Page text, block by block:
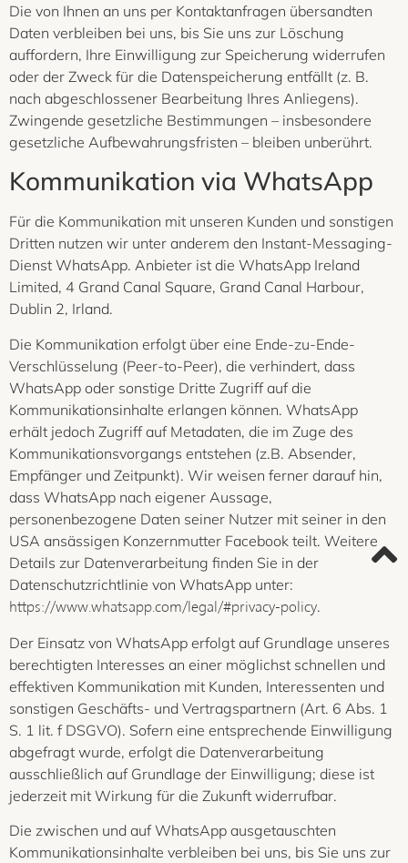
Die von Ihnen an uns per Kontaktanfragen übersandten
Daten verbleiben bei uns, bis Sie uns zur Löschung
auffordern, Ihre Einwilligung zur Speicherung widerrufen
oder der Zweck für die Datenspeicherung entfällt (z. B.
nach abgeschlossener Bearbeitung Ihres Anliegens).
Zwingende gesetzliche Bestimmungen – insbesondere
gesetzliche Aufbewahrungsfristen – bleiben unberührt.
Kommunikation via WhatsApp
Für die Kommunikation mit unseren Kunden und sonstigen
Dritten nutzen wir unter anderem den Instant-Messaging-
Dienst WhatsApp. Anbieter ist die WhatsApp Ireland
Limited, 4 Grand Canal Square, Grand Canal Harbour,
Dublin 2, Irland.
Die Kommunikation erfolgt über eine Ende-zu-Ende-
Verschlüsselung (Peer-to-Peer), die verhindert, dass
WhatsApp oder sonstige Dritte Zugriff auf die
Kommunikationsinhalte erlangen können. WhatsApp
erhält jedoch Zugriff auf Metadaten, die im Zuge des
Kommunikationsvorgangs entstehen (z.B. Absender,
Empfänger und Zeitpunkt). Wir weisen ferner darauf hin,
dass WhatsApp nach eigener Aussage,
personenbezogene Daten seiner Nutzer mit seiner in den
USA ansässigen Konzernmutter Facebook teilt. Weitere
Details zur Datenverarbeitung finden Sie in der
Datenschutzrichtlinie von WhatsApp unter:
https://www.whatsapp.com/legal/#privacy-policy.
Der Einsatz von WhatsApp erfolgt auf Grundlage unseres
berechtigten Interesses an einer möglichst schnellen und
effektiven Kommunikation mit Kunden, Interessenten und
sonstigen Geschäfts- und Vertragspartnern (Art. 6 Abs. 1
S. 1 lit. f DSGVO). Sofern eine entsprechende Einwilligung
abgefragt wurde, erfolgt die Datenverarbeitung
ausschließlich auf Grundlage der Einwilligung; diese ist
jederzeit mit Wirkung für die Zukunft widerrufbar.
Die zwischen und auf WhatsApp ausgetauschten
Kommunikationsinhalte verbleiben bei uns, bis Sie uns zur